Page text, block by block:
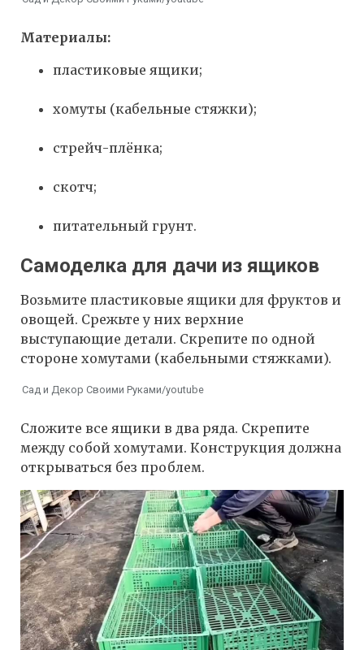
Материалы:
пластиковые ящики;
хомуты (кабельные стяжки);
стрейч-плёнка;
скотч;
питательный грунт.
Самоделка для дачи из ящиков
Возьмите пластиковые ящики для фруктов и
овощей. Срежьте у них верхние
выступающие детали. Скрепите по одной
стороне хомутами (кабельными стяжками).
Сад и Декор Своими Руками/youtube
Сложите все ящики в два ряда. Скрепите
между собой хомутами. Конструкция должна
открываться без проблем.